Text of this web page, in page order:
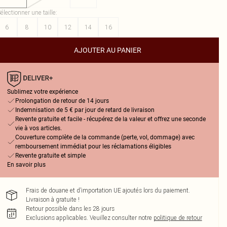
une taille:
6
8 10 12 14 16
AJOUTER AU PANIER
Sublimez votre expérience
Prolongation de retour de 14 jours
Indemnisation de 5 € par jour de retard de livraison
Revente gratuite et facile - récupérez de la valeur et offrez une seconde
vie à vos articles.
Couverture complète de la commande (perte, vol, dommage) avec
remboursement immédiat pour les réclamations éligibles
Revente gratuite et simple
En savoir plus
Frais de douane et d’importation UE ajoutés lors du paiement.
Livraison à gratuite !
Retour possible dans les 28 jours
Exclusions applicables. Veuillez consulter notre politique de retour